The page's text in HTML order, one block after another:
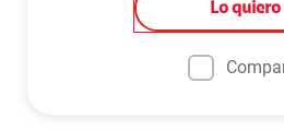
Lo quiero